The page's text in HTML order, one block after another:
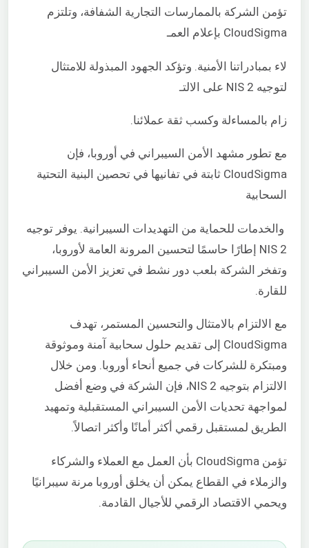
تؤمن الشركة بالممارسات التجارية الشفافة، وتلتزم
CloudSigma بإعلام العمـ
لاء بمبادراتنا الأمنية. وتؤكد الجهود المبذولة للامتثال
لتوجيه NIS 2 على الالتـ
زام بالمساءلة وكسب ثقة عملائنا.
مع تطور مشهد الأمن السيبراني في أوروبا، فإن
CloudSigma ثابتة في تفانيها في تحصين البنية التحتية
السحابية
والخدمات للحماية من التهديدات السيبرانية. يوفر توجيه
NIS 2 إطارًا حاسمًا لتحسين المرونة العامة لأوروبا،
وتفخر الشركة بلعب دور نشط في تعزيز الأمن السيبراني
للقارة.
مع الالتزام بالامتثال والتحسين المستمر، تهدف
CloudSigma إلى تقديم حلول سحابية آمنة وموثوقة
ومبتكرة للشركات في جميع أنحاء أوروبا. ومن خلال
الالتزام بتوجيه NIS 2، فإن الشركة في وضع أفضل
لمواجهة تحديات الأمن السيبراني المستقبلية وتمهيد
الطريق لمستقبل رقمي أكثر أمانًا وأكثر اتصالاً.
تؤمن CloudSigma بأن العمل مع العملاء والشركاء
والزملاء في القطاع يمكن أن يخلق أوروبا مرنة سيبرانيًا
ويحمي الاقتصاد الرقمي للأجيال القادمة.